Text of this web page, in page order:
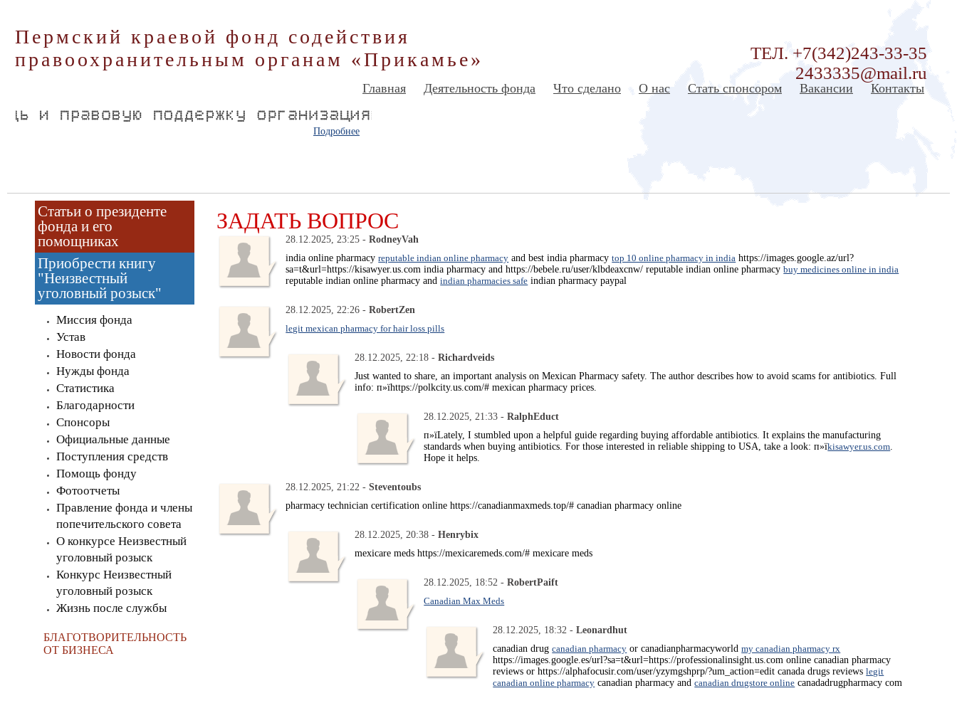
Пермский краевой фонд содействия
правоохранительным органам «Прикамье»
ТЕЛ. +7(342)243-33-35
2433335@mail.ru
Главная Деятельность фонда Что сделано О нас Стать спонсором Вакансии Контакты
Подробнее
Статьи о президенте
фонда и его
помощниках
Приобрести книгу
"Неизвестный
уголовный розыск"
Миссия фонда
Устав
Новости фонда
Нужды фонда
Статистика
Благодарности
Спонсоры
Официальные данные
Поступления средств
Помощь фонду
Фотоотчеты
Правление фонда и члены
попечительского совета
О конкурсе Неизвестный
уголовный розыск
Конкурс Неизвестный
уголовный розыск
Жизнь после службы
БЛАГОТВОРИТЕЛЬНОСТЬ
ОТ БИЗНЕСА
ЗАДАТЬ ВОПРОС
28.12.2025, 23:25 -RodneyVah
india online pharmacyreputable indian online pharmacy and best india pharmacytop 10 online pharmacy in india https://images.google.az/url?
sa=t&url=https://kisawyer.us.com india pharmacy and https://bebele.ru/user/klbdeaxcnw/ reputable indian online pharmacybuy medicines online in india
reputable indian online pharmacy andindian pharmacies safe indian pharmacy paypal
28.12.2025, 22:26 -RobertZen
legit mexican pharmacy for hair loss pills
28.12.2025, 22:18 -Richardveids
Just wanted to share, an important analysis on Mexican Pharmacy safety. The author describes how to avoid scams for antibiotics. Full
info: п»їhttps://polkcity.us.com/# mexican pharmacy prices.
28.12.2025, 21:33 -RalphEduct
п»їLately, I stumbled upon a helpful guide regarding buying affordable antibiotics. It explains the manufacturing
standards when buying antibiotics. For those interested in reliable shipping to USA, take a look: п»їkisawyer.us.com.
Hope it helps.
28.12.2025, 21:22 -Steventoubs
pharmacy technician certification online https://canadianmaxmeds.top/# canadian pharmacy online
28.12.2025, 20:38 -Henrybix
mexicare meds https://mexicaremeds.com/# mexicare meds
28.12.2025, 18:52 -RobertPaift
Canadian Max Meds
28.12.2025, 18:32 -Leonardhut
canadian drugcanadian pharmacy or canadianpharmacyworldmy canadian pharmacy rx
https://images.google.es/url?sa=t&url=https://professionalinsight.us.com online canadian pharmacy
reviews or https://alphafocusir.com/user/yzymgshprp/?um_action=edit canada drugs reviewslegit
canadian online pharmacy canadian pharmacy andcanadian drugstore online canadadrugpharmacy com